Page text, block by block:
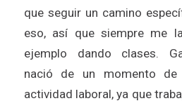
que seguir un camino
eso, así que siempre me
ejemplo dando clases.
nació de un momento
actividad laboral, ya que